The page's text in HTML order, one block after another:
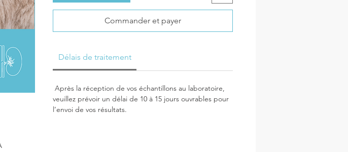
Commander et payer
Délais de traitement
Après la réception de vos échantillons au laboratoire,
veuillez prévoir un délai de 10 à 15 jours ouvrables pour
l’envoi de vos résultats.